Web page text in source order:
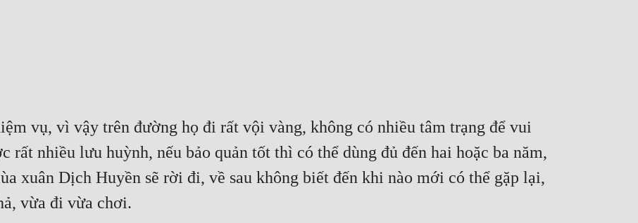
vụ, vì vậy trên đường họ đi rất vội vàng, không có nhiều tâm trạng để vui
rất nhiều lưu huỳnh, nếu bảo quản tốt thì có thể dùng đủ đến hai hoặc ba năm,
xuân Dịch Huyền sẽ rời đi, về sau không biết đến khi nào mới có thể gặp lại,
vừa đi vừa chơi.